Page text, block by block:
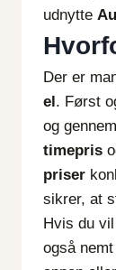
udnytte
Der er
el. Først
og
timepris
priser
sikrer, at
Hvis du
også